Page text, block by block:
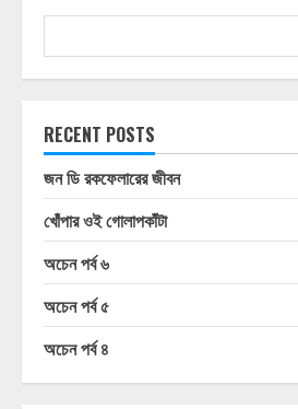
RECENT POSTS
জন ডি রকফেলারের জীবন
খোঁপার ওই গোলাপকাঁটা
অচেন পর্ব ৬
অচেন পর্ব ৫
অচেন পর্ব ৪